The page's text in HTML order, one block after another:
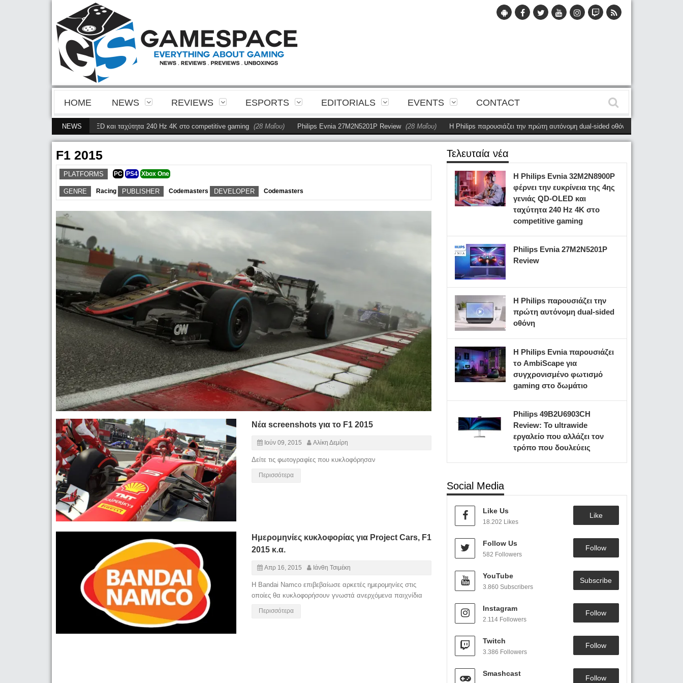
HOME NEWS REVIEWS ESPORTS EDITORIALS EVENTS CONTACT
NEWS
της 4ης γενιάς QD-OLED και ταχύτητα 240 Hz 4K στο competitive gaming (28 Μαΐου) Philips Evnia 27M2N5201P Review (28 Μαΐου) Η Philips παρουσιάζει την πρώτη αυτόνομη dual-sided οθόνη (28 Μαΐου)
F1 2015
PLATFORMS PC PS4 Xbox One
GENRE Racing PUBLISHER Codemasters DEVELOPER Codemasters
Νέα screenshots για το F1 2015
Ιούν 09, 2015 Αλίκη Δεμίρη
Δείτε τις φωτογραφίες που κυκλοφόρησαν
Περισσότερα
Ημερομηνίες κυκλοφορίας για Project Cars, F1
2015 κ.α.
Απρ 16, 2015 Ιάνθη Τσιμέκη
H Bandai Namco επιβεβαίωσε αρκετές ημερομηνίες στις
οποίες θα κυκλοφορήσουν γνωστά ανερχόμενα παιχνίδια
Περισσότερα
Τελευταία νέα
Η Philips Evnia 32M2N8900P
φέρνει την ευκρίνεια της 4ης
γενιάς QD-OLED και
ταχύτητα 240 Hz 4K στο
competitive gaming
Philips Evnia 27M2N5201P
Review
Η Philips παρουσιάζει την
πρώτη αυτόνομη dual-sided
οθόνη
Η Philips Evnia παρουσιάζει
το AmbiScape για
συγχρονισμένο φωτισμό
gaming στο δωμάτιο
Philips 49B2U6903CH
Review: Το ultrawide
εργαλείο που αλλάζει τον
τρόπο που δουλεύεις
Social Media
Like Us
18.202 Likes
Like
Follow Us
582 Followers
Follow
YouTube
3.860 Subscribers
Subscribe
Instagram
2.114 Followers
Follow
Twitch
3.386 Followers
Follow
Smashcast
Follow